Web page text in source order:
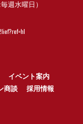
週水曜日）
イベント案内
商談
採用情報